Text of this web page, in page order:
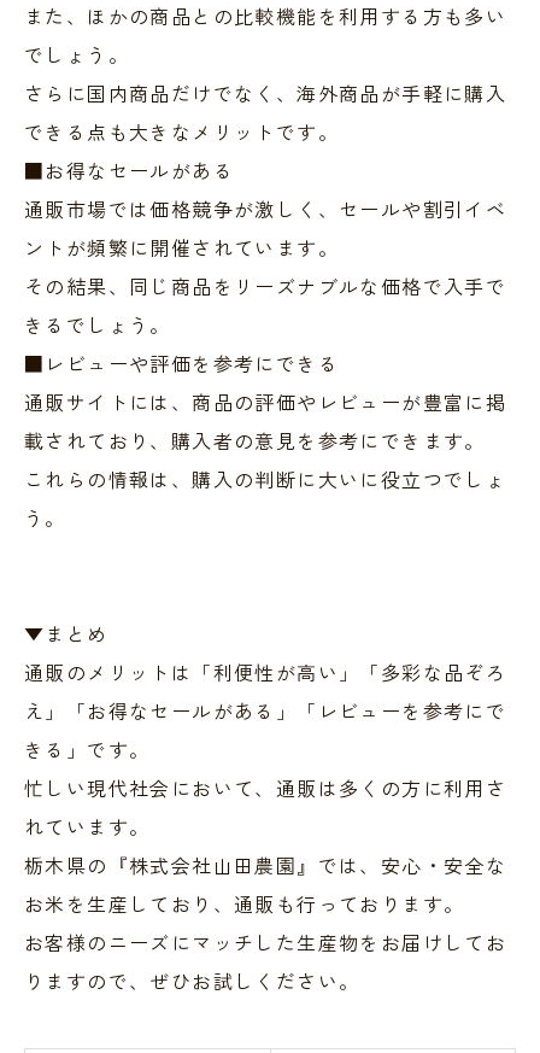
また、ほかの商品との比較機能を利用する方も多い
でしょう。
さらに国内商品だけでなく、海外商品が手軽に購入
できる点も大きなメリットです。
■お得なセールがある
通販市場では価格競争が激しく、セールや割引イベ
ントが頻繁に開催されています。
その結果、同じ商品をリーズナブルな価格で入手で
きるでしょう。
■レビューや評価を参考にできる
通販サイトには、商品の評価やレビューが豊富に掲
載されており、購入者の意見を参考にできます。
これらの情報は、購入の判断に大いに役立つでしょ
う。
▼まとめ
通販のメリットは「利便性が高い」「多彩な品ぞろ
え」「お得なセールがある」「レビューを参考にで
きる」です。
忙しい現代社会において、通販は多くの方に利用さ
れています。
栃木県の『株式会社山田農園』では、安心・安全な
お米を生産しており、通販も行っております。
お客様のニーズにマッチした生産物をお届けしてお
りますので、ぜひお試しください。